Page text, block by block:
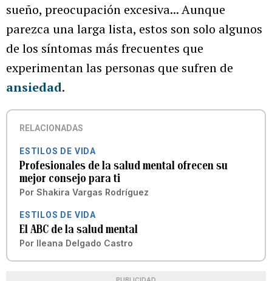
sueño, preocupación excesiva... Aunque
parezca una larga lista, estos son solo algunos
de los síntomas más frecuentes que
experimentan las personas que sufren de
ansiedad.
RELACIONADAS
ESTILOS DE VIDA
Profesionales de la salud mental ofrecen su
mejor consejo para ti
Por Shakira Vargas Rodríguez
ESTILOS DE VIDA
El ABC de la salud mental
Por Ileana Delgado Castro